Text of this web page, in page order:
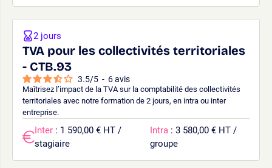
TVA pour les collectivités territoriales
- CTB.93
3.5/5 - 6avis
Maîtrisez l’impact de la TVA sur la comptabilité des collectivités
territoriales avec notre formation de 2 jours, en intra ou inter
entreprise.
2 jours
Inter : 1 590,00 € HT /
stagiaire
Intra : 3 580,00 € HT /
groupe